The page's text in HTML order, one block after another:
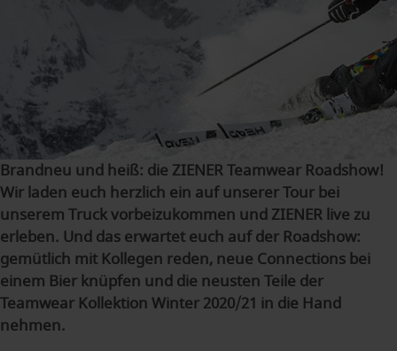
Brandneu und heiß: die ZIENER Teamwear Roadshow!
Wir laden euch herzlich ein auf unserer Tour bei
unserem Truck vorbeizukommen und ZIENER live zu
erleben. Und das erwartet euch auf der Roadshow:
gemütlich mit Kollegen reden, neue Connections bei
einem Bier knüpfen und die neusten Teile der
Teamwear Kollektion Winter 2020/21 in die Hand
nehmen.